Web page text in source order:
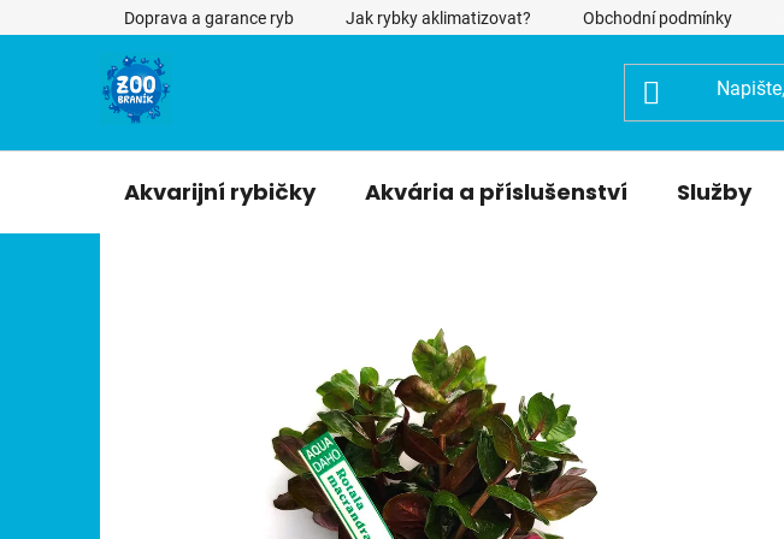
na
Doprava a garance ryb Jak rybky aklimatizovat? Obchodní podmínky
Akvarijní rybičky Akvária a příslušenství Služby